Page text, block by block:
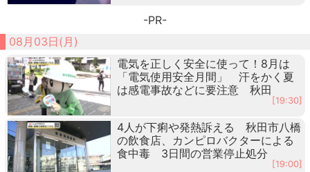
-PR-
08月03日(月)
電気を正しく安全に使って！8月は
「電気使用安全月間」 汗をかく夏
は感電事故などに要注意 秋田
[19:30]
4人が下痢や発熱訴える 秋田市八橋
の飲食店、カンピロバクターによる
食中毒 3日間の営業停止処分
[19:00]